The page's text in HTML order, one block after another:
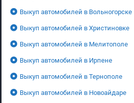
Выкуп автомобилей в Вольногорске
Выкуп автомобилей в Христиновке
Выкуп автомобилей в Мелитополе
Выкуп автомобилей в Ирпене
Выкуп автомобилей в Тернополе
Выкуп автомобилей в Новоайдаре